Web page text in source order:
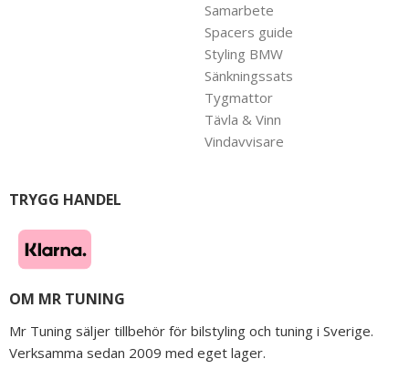
Samarbete
Spacers guide
Styling BMW
Sänkningssats
Tygmattor
Tävla & Vinn
Vindavvisare
TRYGG HANDEL
OM MR TUNING
Mr Tuning säljer tillbehör för bilstyling och tuning i Sverige.
Verksamma sedan 2009 med eget lager.